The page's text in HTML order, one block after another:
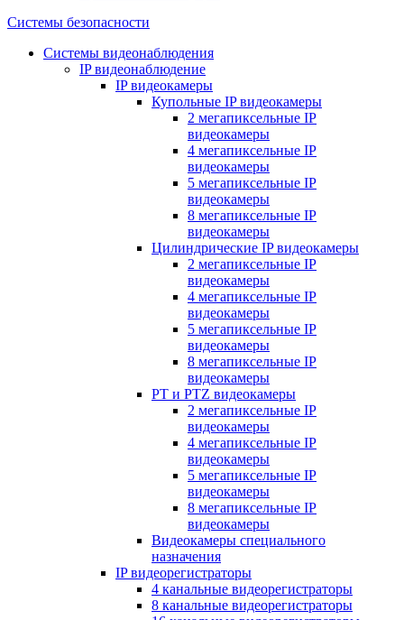
Системы безопасности
Системы видеонаблюдения
IP видеонаблюдение
IP видеокамеры
Купольные IP видеокамеры
2 мегапиксельные IP
видеокамеры
4 мегапиксельные IP
видеокамеры
5 мегапиксельные IP
видеокамеры
8 мегапиксельные IP
видеокамеры
Цилиндрические IP видеокамеры
2 мегапиксельные IP
видеокамеры
4 мегапиксельные IP
видеокамеры
5 мегапиксельные IP
видеокамеры
8 мегапиксельные IP
видеокамеры
PT и PTZ видеокамеры
2 мегапиксельные IP
видеокамеры
4 мегапиксельные IP
видеокамеры
5 мегапиксельные IP
видеокамеры
8 мегапиксельные IP
видеокамеры
Видеокамеры специального
назначения
IP видеорегистраторы
4 канальные видеорегистраторы
8 канальные видеорегистраторы